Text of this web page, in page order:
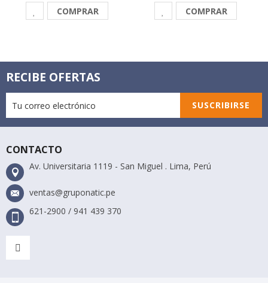
COMPRAR COMPRAR
RECIBE OFERTAS
SUSCRIBIRSE
CONTACTO
Av. Universitaria 1119 - San Miguel . Lima, Perú
ventas@gruponatic.pe
621-2900 / 941 439 370